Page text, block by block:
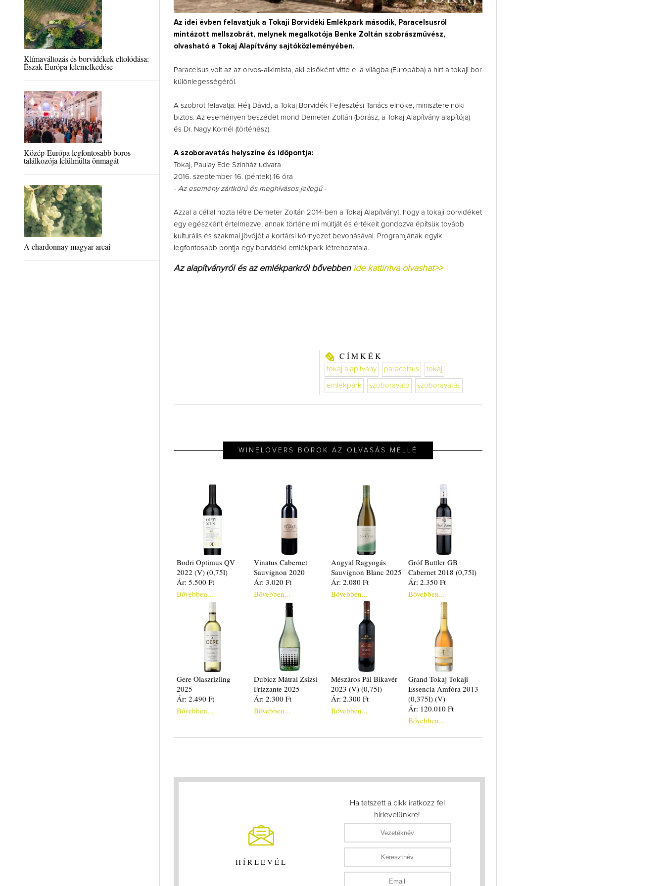
Klímaváltozás és borvidékek eltolódása:
Észak-Európa felemelkedése
Közép-Európa legfontosabb boros
találkozója felülmúlta önmagát
A chardonnay magyar arcai
Az idei évben felavatjuk a Tokaji Borvidéki Emlékpark második, Paracelsusról
mintázott mellszobrát, melynek megalkotója Benke Zoltán szobrászművész,
olvasható a Tokaj Alapítvány sajtóközleményében.
Paracelsus volt az az orvos-alkimista, aki elsőként vitte el a világba (Európába) a hírt a tokaji bor
különlegességéről.
A szobrot felavatja: Héjj Dávid, a Tokaj Borvidék Fejlesztési Tanács elnöke, miniszterelnöki
biztos. Az eseményen beszédet mond Demeter Zoltán (borász, a Tokaj Alapítvány alapítója)
és Dr. Nagy Kornél (történész).
A szoboravatás helyszíne és időpontja:
Tokaj, Paulay Ede Színház udvara
2016. szeptember 16. (péntek) 16 óra
- Az esemény zártkörű és meghívásos jellegű -
Azzal a céllal hozta létre Demeter Zoltán 2014-ben a Tokaj Alapítványt, hogy a tokaji borvidéket
egy egészként értelmezve, annak történelmi múltját és értékeit gondozva építsük tovább
kulturális és szakmai jövőjét a kortársi környezet bevonásával. Programjának egyik
legfontosabb pontja egy borvidéki emlékpark létrehozatala.
Az alapítványról és az emlékparkról bővebben ide kattintva olvashat>>
CÍMKÉK
tokaj alapítvány paracelsus tokaj
emlékpark szoboravató szoboravatás
WINELOVERS BOROK AZ OLVASÁS MELLÉ
Bodri Optimus QV
2022 (V) (0,75l)
Ár: 5.500 Ft
Bővebben...
Vinatus Cabernet
Sauvignon 2020
Ár: 3.020 Ft
Bővebben...
Angyal Ragyogás
Sauvignon Blanc 2025
Ár: 2.080 Ft
Bővebben...
Gróf Buttler GB
Cabernet 2018 (0,75l)
Ár: 2.350 Ft
Bővebben...
Gere Olaszrizling
2025
Ár: 2.490 Ft
Bővebben...
Dubicz Mátrai Zsizsi
Frizzante 2025
Ár: 2.300 Ft
Bővebben...
Mészáros Pál Bikavér
2023 (V) (0,75l)
Ár: 2.300 Ft
Bővebben...
Grand Tokaj Tokaji
Essencia Amfóra 2013
(0,375l) (V)
Ár: 120.010 Ft
Bővebben...
HÍRLEVÉL
Ha tetszett a cikk iratkozz fel
hírlevelünkre!